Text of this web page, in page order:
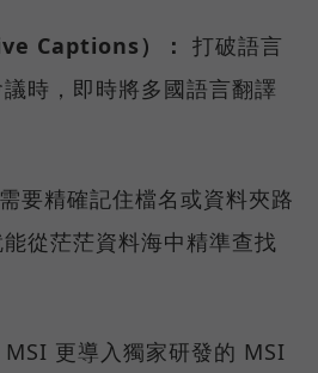
Captions）： 打破語言
時，即時將多國語言翻譯
要精確記住檔名或資料夾路
從茫茫資料海中精準查找
更導入獨家研發的 MSI